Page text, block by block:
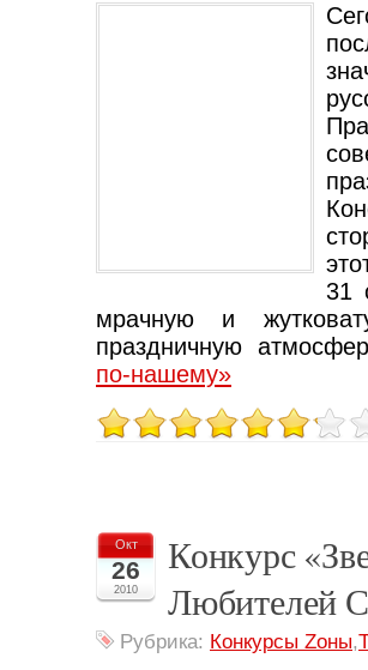
31
мрачную и
праздничную
по-нашему»
Окт
26
2010
Конкурс
Любителей
Рубрика: Конкурсы Zоны,